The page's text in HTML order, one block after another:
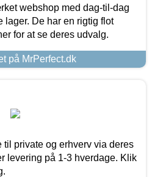
webshop med dag-til-dag
lager. De har en rigtig flot
for at se deres udvalg.
på MrPerfect.dk
private og erhverv via deres
levering på 1-3 hverdage. Klik